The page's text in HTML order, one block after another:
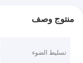
منتوج وصف
تسليط الضوء